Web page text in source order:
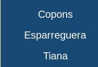
Copons
Esparreguera
Tiana